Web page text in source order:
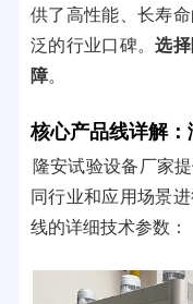
供了高性能、长寿
泛的行业口碑。选
障。
核心产品线详解
隆安试验设备厂家
同行业和应用场景
线的详细技术参数：